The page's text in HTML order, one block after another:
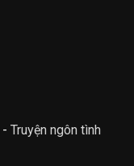
- Truyện ngôn tình